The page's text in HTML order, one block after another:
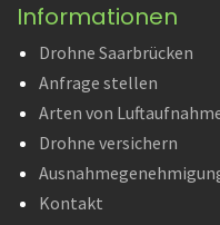
Informationen
Drohne Saarbrücken
Anfrage stellen
Arten von
Drohne versichern
Kontakt